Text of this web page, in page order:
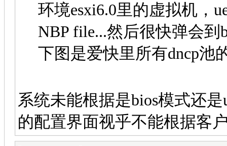
环境esxi6.0里的虚拟机，
NBP file...然后很快弹会到
下图是爱快里所有dncp池
系统未能根据是bios模式还
的配置界面视乎不能根据客